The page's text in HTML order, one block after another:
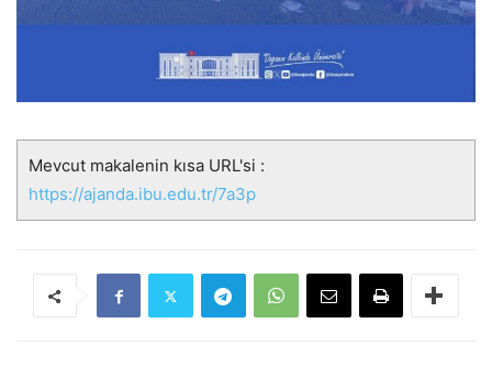
Mevcut makalenin kısa URL'si :
https://ajanda.ibu.edu.tr/7a3p